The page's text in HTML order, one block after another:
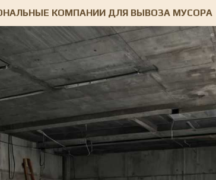
КОМПАНИИ ДЛЯ ВЫВОЗА МУСОРА